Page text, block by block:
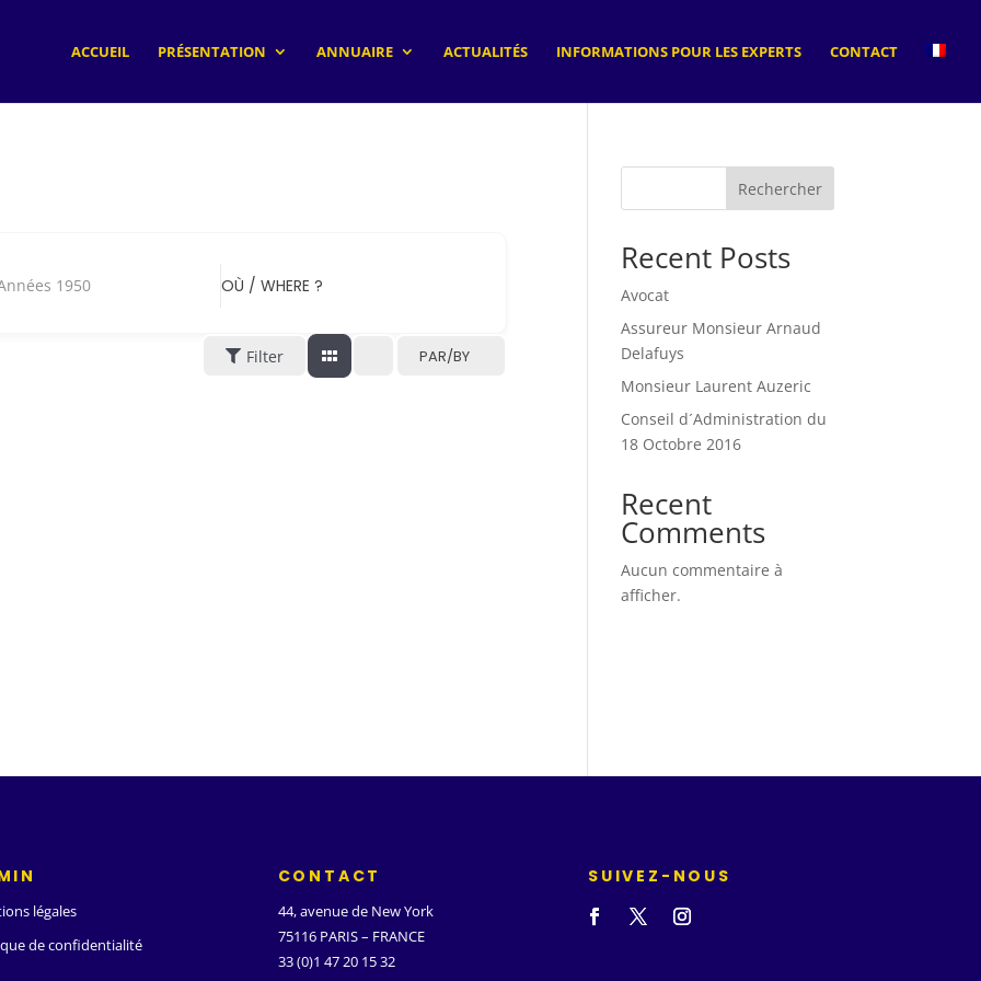
ACCUEIL PRÉSENTATION ANNUAIRE ACTUALITÉS INFORMATIONS POUR LES EXPERTS CONTACT
1950 OÙ / WHERE ?
Filter PAR/BY
Rechercher
Recent Posts
Avocat
Assureur Monsieur Arnaud
Delafuys
Monsieur Laurent Auzeric
Conseil d´Administration du
18 Octobre 2016
Recent
Comments
Aucun commentaire à
afficher.
légales
de confidentialité
CONTACT
44, avenue de New York
75116 PARIS – FRANCE
33 (0)1 47 20 15 32
SUIVEZ-NOUS